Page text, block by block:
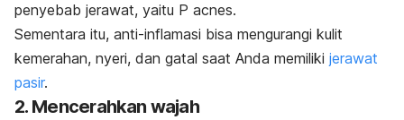
penyebab jerawat, yaitu P acnes.
Sementara itu, anti-inflamasi bisa mengurangi kulit
kemerahan, nyeri, dan gatal saat Anda memiliki jerawat
pasir.
2. Mencerahkan wajah